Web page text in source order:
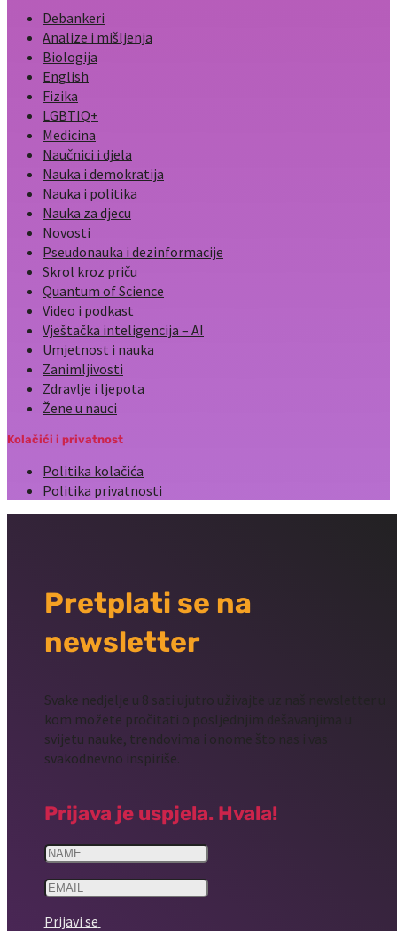
Debankeri
Analize i mišljenja
Biologija
English
Fizika
LGBTIQ+
Medicina
Naučnici i djela
Nauka i demokratija
Nauka i politika
Nauka za djecu
Novosti
Pseudonauka i dezinformacije
Skrol kroz priču
Quantum of Science
Video i podkast
Vještačka inteligencija – AI
Umjetnost i nauka
Zanimljivosti
Zdravlje i ljepota
Žene u nauci
Kolačići i privatnost
Politika kolačića
Politika privatnosti
Pretplati se na
newsletter
Svake nedjelje u 8 sati ujutro uživajte uz naš newsletter u
kom možete pročitati o posljednjim dešavanjima u
svijetu nauke, trendovima i onome što nas i vas
svakodnevno inspiriše.
Prijava je uspjela. Hvala!
Prijavi se